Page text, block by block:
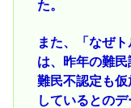
た。
また、「なぜ
は、昨年の難
難民不認定も
しているとの